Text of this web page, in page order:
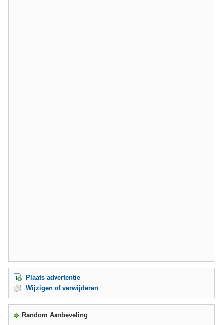
Plaats advertentie
Wijzigen of verwijderen
Random Aanbeveling